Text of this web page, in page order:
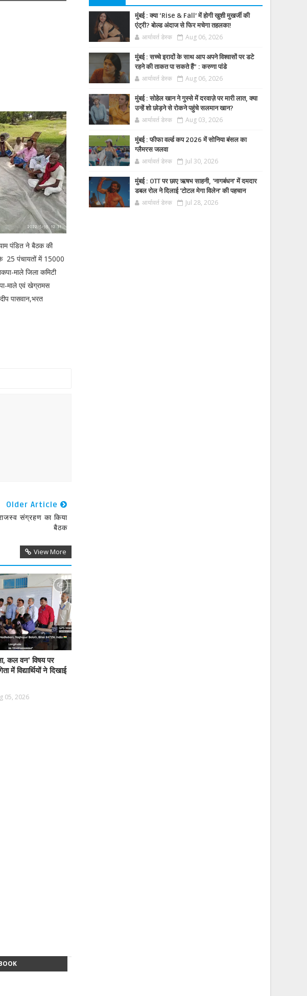
पंडित ने बैठक की
25 पंचायतों में 15000
माले जिला कमिटी
माले एवं खेग्रामस
पासवान,भरत
Older Article
संग्रहण का किया
बैठक
View More
कल वन' विषय पर
में विद्यार्थियों ने दिखाई
05, 2026
मुंबई : क्या ‘Rise & Fall’ में होगी खुशी मुखर्जी की
एंट्री? बोल्ड अंदाज से फिर मचेगा तहलका!
आर्यावर्त डेस्क Aug 06, 2026
मुंबई : सच्चे इरादों के साथ आप अपने विश्वासों पर डटे
रहने की ताकत पा सकते हैं” : करुणा पांडे
आर्यावर्त डेस्क Aug 06, 2026
मुंबई : सोहेल खान ने गुस्से में दरवाज़े पर मारी लात, क्या
उन्हें शो छोड़ने से रोकने पहुंचे सलमान खान?
आर्यावर्त डेस्क Aug 03, 2026
मुंबई : फीफा वर्ल्ड कप 2026 में सोनिया बंसल का
ग्लैमरस जलवा
आर्यावर्त डेस्क Jul 30, 2026
मुंबई : OTT पर छाए ऋषभ साहनी, 'नागबंधन' में दमदार
डबल रोल ने दिलाई 'टोटल मेगा विलेन' की पहचान
आर्यावर्त डेस्क Jul 28, 2026